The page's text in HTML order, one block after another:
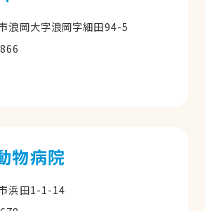
浪岡大字浪岡字細田94-5
物病院
浜田1-1-14